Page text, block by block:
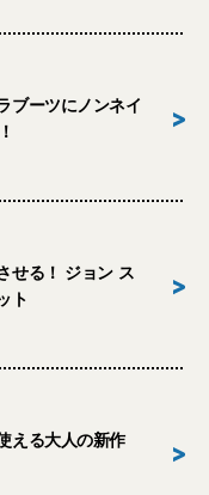
ブーツにノンネイ
>
せる！ ジョン ス
ト
>
える大人の新作
>